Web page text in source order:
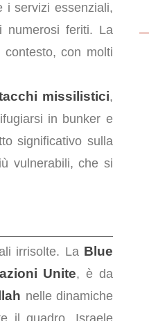
i servizi essenziali,
numerosi feriti. La
con molti
missilistici,
in bunker e
significativo sulla
vulnerabili, che si
irrisolte. La Blue
Unite, è da
nelle dinamiche
il quadro. Israele